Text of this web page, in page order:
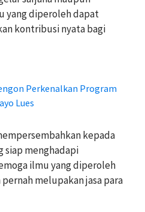
yang diperoleh dapat
kontribusi nyata bagi
Perkenalkan Program
Lues
kepada
siap menghadapi
ilmu yang diperoleh
melupakan jasa para